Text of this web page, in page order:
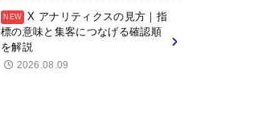
X アナリティクスの見方｜指
標の意味と集客につなげる確認順
を解説
2026.08.09